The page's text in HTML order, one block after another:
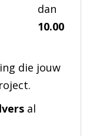
dan
10.00
die jouw
al